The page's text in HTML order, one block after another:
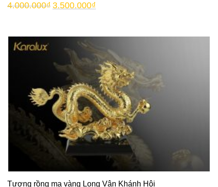
4.000.000₫ 3.500.000₫
Tượng rồng mạ vàng Long Vân Khánh Hội